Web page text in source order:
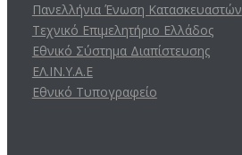
Πανελλήνια Ένωση Κατασκευαστών
Τεχνικό Επιμελητήριο Ελλάδος
Εθνικό Σύστημα Διαπίστευσης
ΕΛ.ΙΝ.Υ.Α.Ε
Εθνικό Τυπογραφείο